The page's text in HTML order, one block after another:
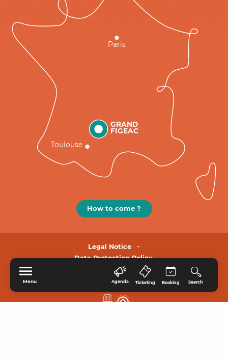
Menu Agenda Ticketing Booking Search
GRAND
FIGEAC
Toulouse
Paris
How to come ?
Legal Notice
Data Protection Policy.